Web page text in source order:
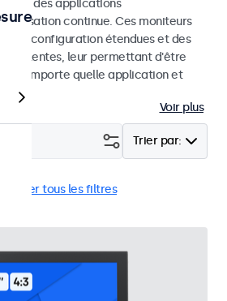
pour des applications
utilisation continue. Ces moniteurs
de configuration étendues et des
leur permettant d'être
n'importe quelle application et
Voir plus
Trier par:
tous les filtres